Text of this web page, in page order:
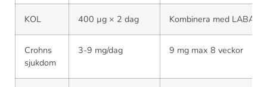
KOL 400 µg × 2 dag Kombinera med LABA
Crohns
sjukdom
3-9 mg/dag 9 mg max 8 veckor